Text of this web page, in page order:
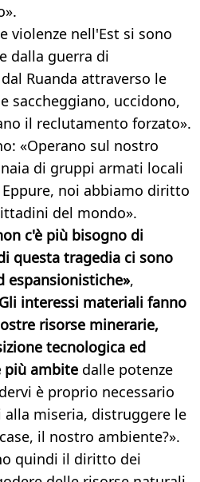
violenze nell'Est si sono
dalla guerra di
Ruanda attraverso le
saccheggiano, uccidono,
il reclutamento forzato».
«Operano sul nostro
di gruppi armati locali
noi abbiamo diritto
del mondo».
c'è più bisogno di
questa tragedia ci sono
espansionistiche»,
interessi materiali fanno
risorse minerarie,
tecnologica ed
più ambite dalle potenze
è proprio necessario
alla miseria, distruggere le
il nostro ambiente?».
quindi il diritto dei